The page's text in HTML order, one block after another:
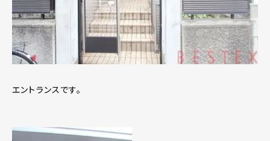
エントランスです。